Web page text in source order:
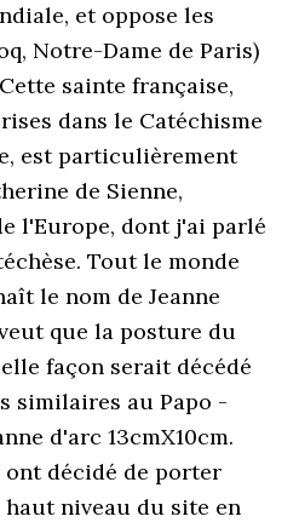
et oppose les
Notre-Dame de Paris)
sainte française,
dans le Catéchisme
est particulièrement
de Sienne,
l'Europe, dont j'ai parlé
Tout le monde
le nom de Jeanne
que la posture du
façon serait décédé
similaires au Papo -
d'arc 13cmX10cm.
ont décidé de porter
haut niveau du site en